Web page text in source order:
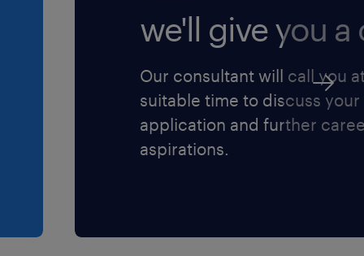
we'll give you a
Our consultant will call you
suitable time to discuss your
application and further
aspirations.